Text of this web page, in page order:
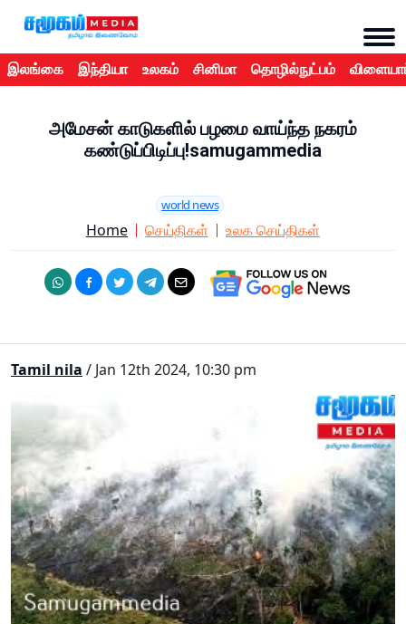
இலங்கை இந்தியா உலகம் சினிமா தொழில்நுட்பம்
அமேசன் காடுகளில் பழமை வாய்ந்த நகரம்
கண்டுப்பிடிப்பு!samugammedia
world news
Home செய்திகள் உலக செய்திகள்
Tamil nila / Jan 12th 2024, 10:30 pm